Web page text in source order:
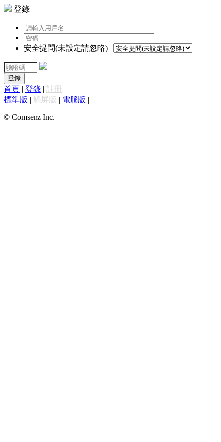
登錄
安全提問(未設定請忽略)
登錄
首頁 | 登錄 | 註冊
標準版 | 觸屏版 | 電腦版 |
© Comsenz Inc.